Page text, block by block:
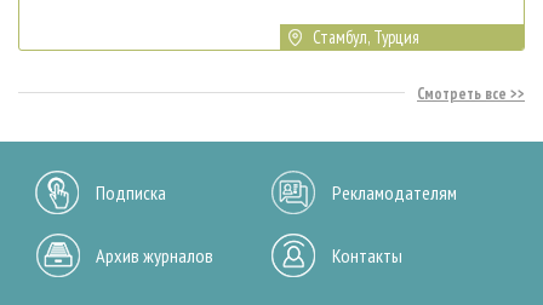
Стамбул, Турция
Смотреть все
Подписка Рекламодателям
Архив журналов Контакты